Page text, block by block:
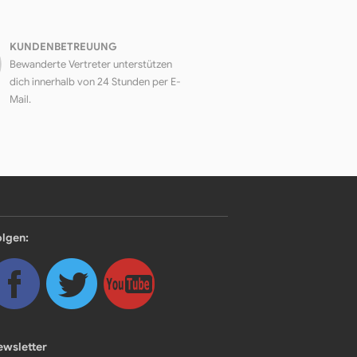
KUNDENBETREUUNG
Bewanderte Vertreter unterstützen
dich innerhalb von 24 Stunden per E-
Mail.